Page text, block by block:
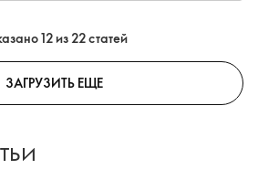
12 из 22 статей
ЗАГРУЗИТЬ ЕЩЕ